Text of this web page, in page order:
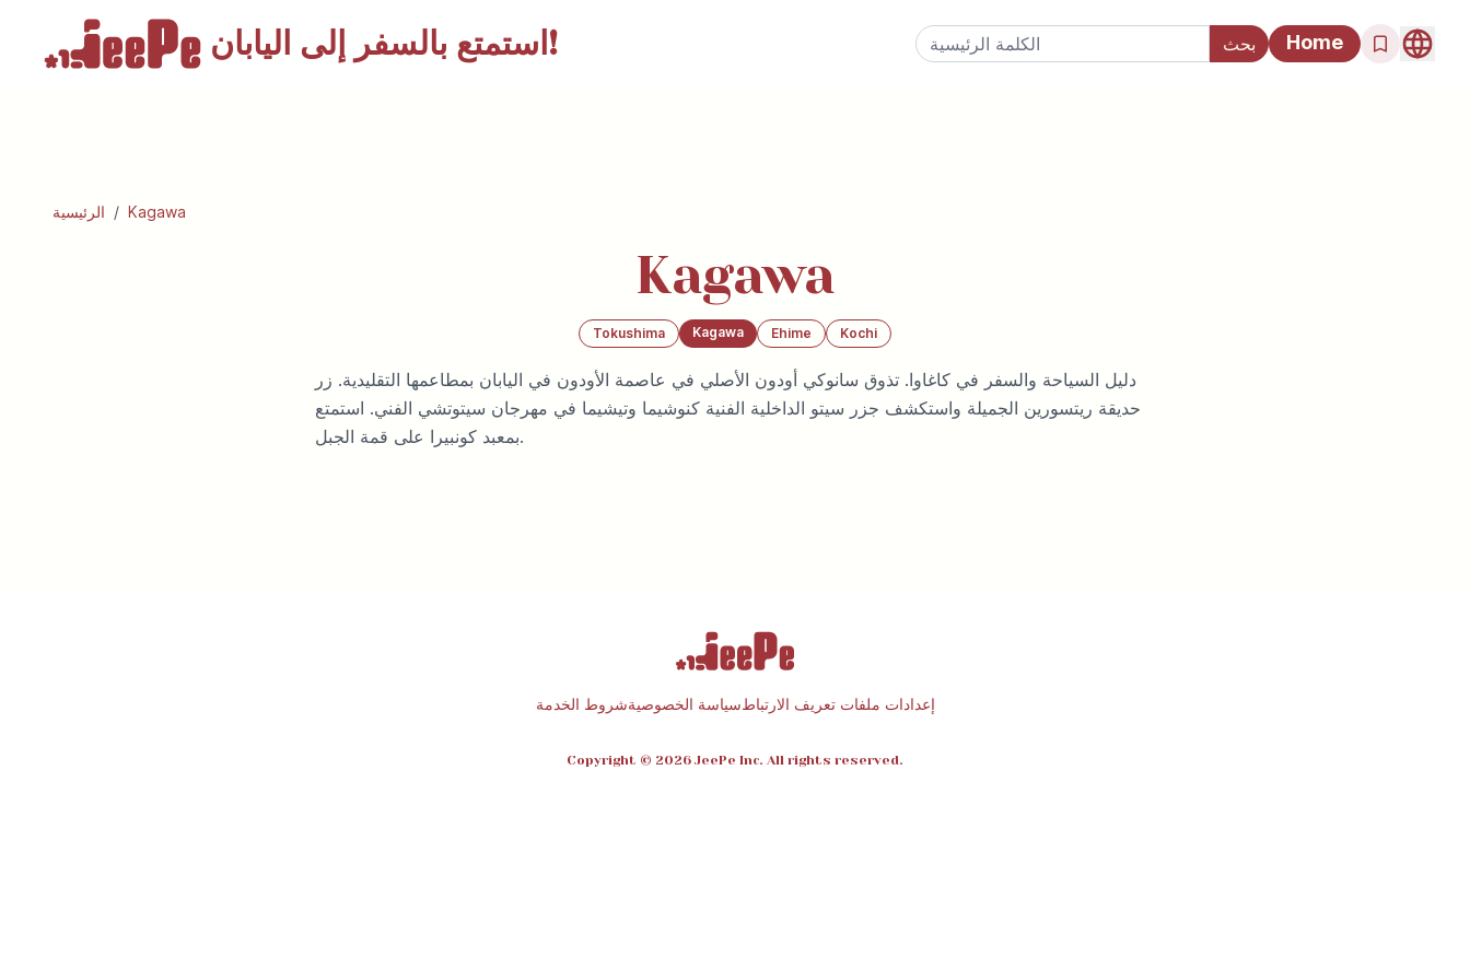
استمتع بالسفر إلى اليابان! Home
الرئيسية / Kagawa
Kagawa
Tokushima Kagawa Ehime Kochi
دليل السياحة والسفر في كاغاوا. تذوق سانوكي أودون الأصلي في عاصمة الأودون في اليابان بمطاعمها التقليدية. زر
حديقة ريتسورين الجميلة واستكشف جزر سيتو الداخلية الفنية كنوشيما وتيشيما في مهرجان سيتوتشي الفني. استمتع
بمعبد كونبيرا على قمة الجبل.
شروط الخدمةسياسة الخصوصيةإعدادات ملفات تعريف الارتباط
Copyright © 2026 JeePe Inc. All rights reserved.